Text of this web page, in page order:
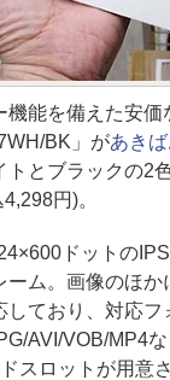
能を備えた安価
BK」があき
トとブラックの2
円)。
ドットの
ム。画像のほか
しており、対応フ
AVI/VOB/MP4
スロットが用意